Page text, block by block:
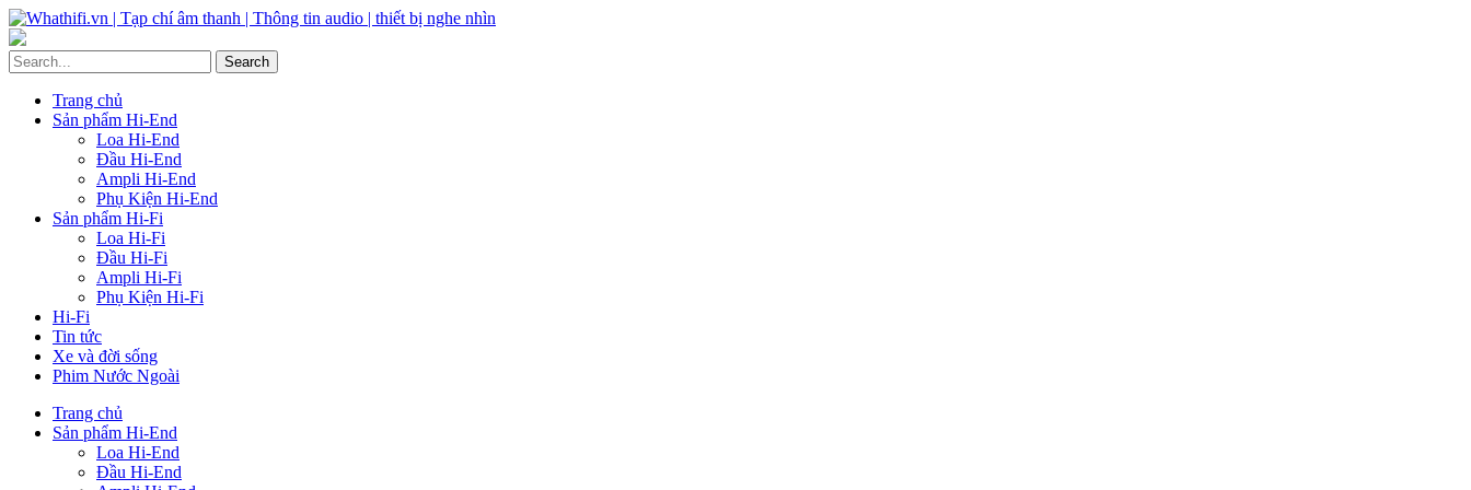
Trang chủ
Sản phẩm Hi-End
Loa Hi-End
Đầu Hi-End
Ampli Hi-End
Phụ Kiện Hi-End
Sản phẩm Hi-Fi
Loa Hi-Fi
Đầu Hi-Fi
Ampli Hi-Fi
Phụ Kiện Hi-Fi
Hi-Fi
Tin tức
Xe và đời sống
Phim Nước Ngoài
Trang chủ
Sản phẩm Hi-End
Loa Hi-End
Đầu Hi-End